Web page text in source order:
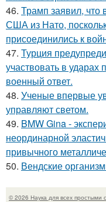
46. Трамп заявил, что
США из Нато,
присоединились к
47. Турция
участвовать в ударах
военный ответ.
48. Ученые впервые
управляют светом.
49. BMW Gina -
неординарной
привычного
50. Вендские
© 2026 Наука для всех простыми